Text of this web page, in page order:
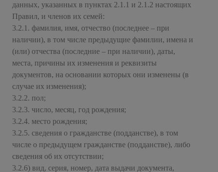
данных, указанных в пунктах 2.1.1 и 2.1.2 настоящих
Правил, и членов их семей:
3.2.1. фамилия, имя, отчество (последнее – при
наличии), в том числе предыдущие фамилии, имена и
(или) отчества (последние – при наличии), даты,
места, причины их изменения и реквизиты
документов, на основании которых они изменены (в
случае их изменения);
3.2.2. пол;
3.2.3. число, месяц, год рождения;
3.2.4. место рождения;
3.2.5. сведения о гражданстве (подданстве), в том
числе о предыдущем гражданстве (подданстве), либо
сведения об их отсутствии;
3.2.6) вид, серия, номер, дата выдачи документа,